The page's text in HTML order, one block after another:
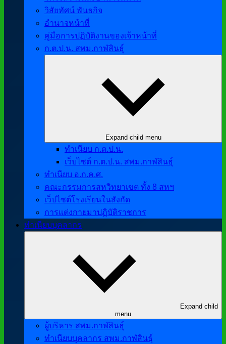
วิสัยทัศน์ พันธกิจ
อำนาจหน้าที่
คู่มือการปฏิบัติงานของเจ้าหน้าที่
ก.ต.ป.น. สพม.กาฬสินธุ์
Expand child menu
ทำเนียบ ก.ต.ป.น.
เว็บไซต์ ก.ต.ป.น. สพม.กาฬสินธุ์
ทำเนียบ อ.ก.ค.ศ.
คณะกรรมการสหวิทยาเขต ทั้ง 8 สหฯ
เว็ปไซต์โรงเรียนในสังกัด
การแต่งกายมาปฏิบัติราชการ
ทำเนียบบุคลากร
Expand child
menu
ผู้บริหาร สพม.กาฬสินธุ์
ทำเนียบบุคลากร สพม.กาฬสินธุ์